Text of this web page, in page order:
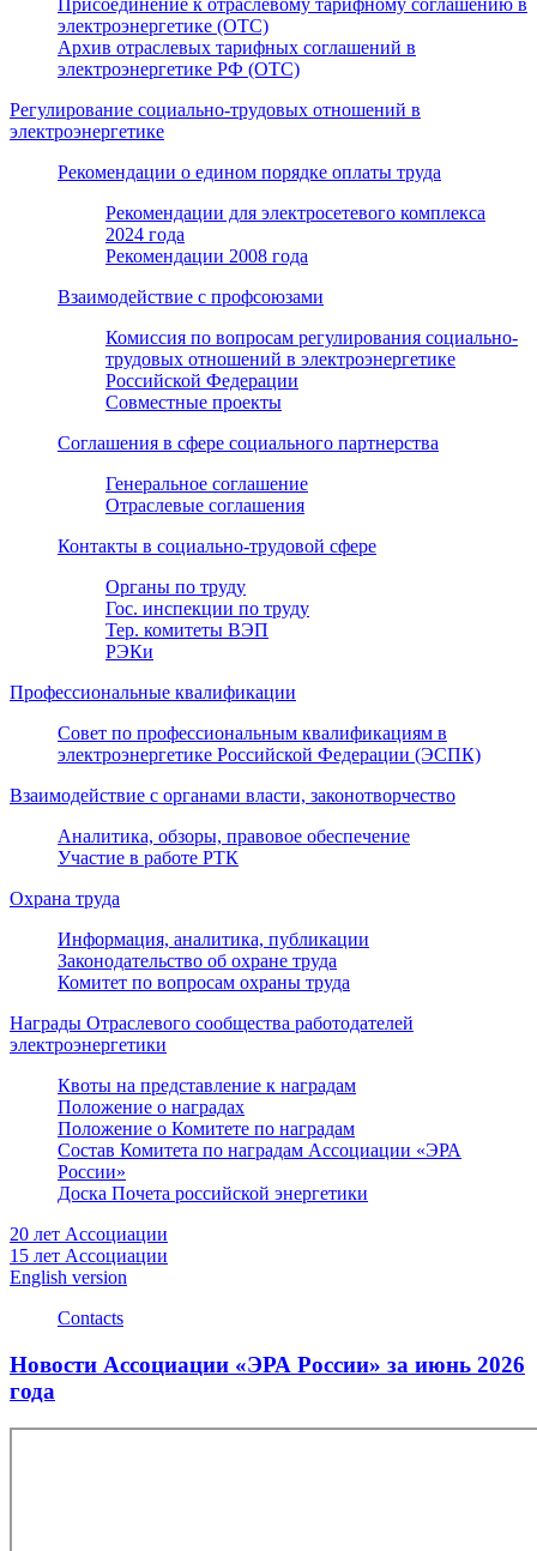
Присоединение к отраслевому тарифному соглашению в
электроэнергетике (ОТС)
Архив отраслевых тарифных соглашений в
электроэнергетике РФ (ОТС)
Регулирование социально-трудовых отношений в
электроэнергетике
Рекомендации о едином порядке оплаты труда
Рекомендации для электросетевого комплекса
2024 года
Рекомендации 2008 года
Взаимодействие с профсоюзами
Комиссия по вопросам регулирования социально-
трудовых отношений в электроэнергетике
Российской Федерации
Совместные проекты
Соглашения в сфере социального партнерства
Генеральное соглашение
Отраслевые соглашения
Контакты в социально-трудовой сфере
Органы по труду
Гос. инспекции по труду
Тер. комитеты ВЭП
РЭКи
Профессиональные квалификации
Совет по профессиональным квалификациям в
электроэнергетике Российской Федерации (ЭСПК)
Взаимодействие с органами власти, законотворчество
Аналитика, обзоры, правовое обеспечение
Участие в работе РТК
Охрана труда
Информация, аналитика, публикации
Законодательство об охране труда
Комитет по вопросам охраны труда
Награды Отраслевого сообщества работодателей
электроэнергетики
Квоты на представление к наградам
Положение о наградах
Положение о Комитете по наградам
Состав Комитета по наградам Ассоциации «ЭРА
России»
Доска Почета российской энергетики
20 лет Ассоциации
15 лет Ассоциации
English version
Contacts
Новости Ассоциации «ЭРА России» за июнь 2026
года